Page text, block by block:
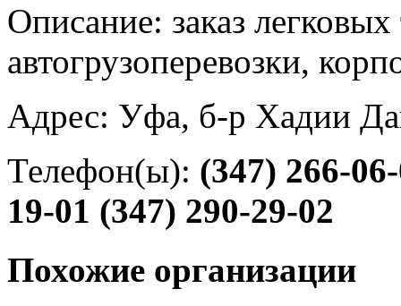
Описание: заказ легковых
автогрузоперевозки,
Адрес: Уфа, б-р Хадии
Телефон(ы): (347) 266-
19-01 (347) 290-29-02
Похожие организации